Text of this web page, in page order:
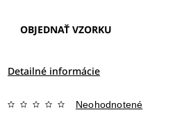
OBJEDNAŤ VZORKU
Detailné informácie
Neohodnotené